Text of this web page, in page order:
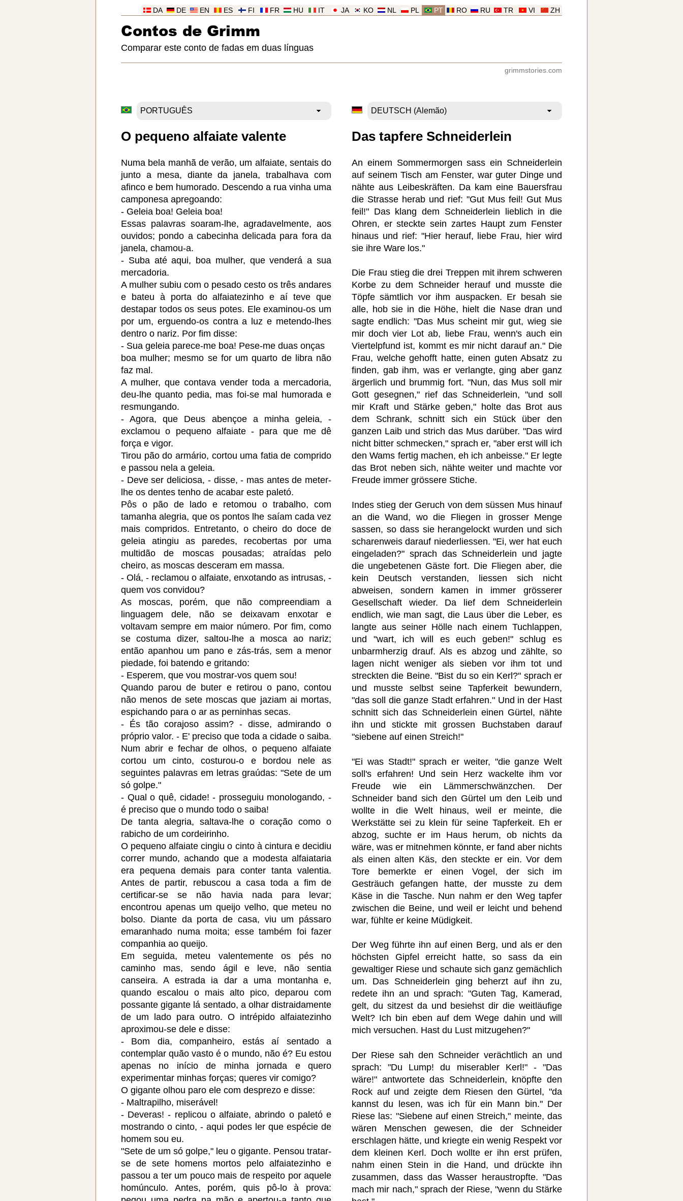
ZH
VI
TR
RU
RO
PT
PL
NL
KO
JA
IT
HU
FR
FI
ES
EN
DE
DA
Contos de Grimm
Comparar este conto de fadas em duas línguas
grimmstories.com
O pequeno alfaiate valente Das tapfere Schneiderlein
Numa bela manhã de verão, um alfaiate, sentais do
junto a mesa, diante da janela, trabalhava com
afinco e bem humorado. Descendo a rua vinha uma
camponesa apregoando:
- Geleia boa! Geleia boa!
Essas palavras soaram-lhe, agradavelmente, aos
ouvidos; pondo a cabecinha delicada para fora da
janela, chamou-a.
- Suba até aqui, boa mulher, que venderá a sua
mercadoria.
A mulher subiu com o pesado cesto os três andares
e bateu à porta do alfaiatezinho e aí teve que
destapar todos os seus potes. Ele examinou-os um
por um, erguendo-os contra a luz e metendo-lhes
dentro o nariz. Por fim disse:
- Sua geleia parece-me boa! Pese-me duas onças
boa mulher; mesmo se for um quarto de libra não
faz mal.
A mulher, que contava vender toda a mercadoria,
deu-lhe quanto pedia, mas foi-se mal humorada e
resmungando.
- Agora, que Deus abençoe a minha geleia, -
exclamou o pequeno alfaiate - para que me dê
força e vigor.
Tirou pão do armário, cortou uma fatia de comprido
e passou nela a geleia.
- Deve ser deliciosa, - disse, - mas antes de meter-
lhe os dentes tenho de acabar este paletó.
Pôs o pão de lado e retomou o trabalho, com
tamanha alegria, que os pontos lhe saíam cada vez
mais compridos. Entretanto, o cheiro do doce de
geleia atingiu as paredes, recobertas por uma
multidão de moscas pousadas; atraídas pelo
cheiro, as moscas desceram em massa.
- Olá, - reclamou o alfaiate, enxotando as intrusas, -
quem vos convidou?
As moscas, porém, que não compreendiam a
linguagem dele, não se deixavam enxotar e
voltavam sempre em maior número. Por fim, como
se costuma dizer, saltou-lhe a mosca ao nariz;
então apanhou um pano e zás-trás, sem a menor
piedade, foi batendo e gritando:
- Esperem, que vou mostrar-vos quem sou!
Quando parou de buter e retirou o pano, contou
não menos de sete moscas que jaziam ai mortas,
espichando para o ar as perninhas secas.
- És tão corajoso assim? - disse, admirando o
próprio valor. - E' preciso que toda a cidade o saiba.
Num abrir e fechar de olhos, o pequeno alfaiate
cortou um cinto, costurou-o e bordou nele as
seguintes palavras em letras graúdas: "Sete de um
só golpe."
- Qual o quê, cidade! - prosseguiu monologando, -
é preciso que o mundo todo o saiba!
De tanta alegria, saltava-lhe o coração como o
rabicho de um cordeirinho.
O pequeno alfaiate cingiu o cinto à cintura e decidiu
correr mundo, achando que a modesta alfaiataria
era pequena demais para conter tanta valentia.
Antes de partir, rebuscou a casa toda a fim de
certificar-se se não havia nada para levar;
encontrou apenas um queijo velho, que meteu no
bolso. Diante da porta de casa, viu um pássaro
emaranhado numa moita; esse também foi fazer
companhia ao queijo.
Em seguida, meteu valentemente os pés no
caminho mas, sendo ágil e leve, não sentia
canseira. A estrada ia dar a uma montanha e,
quando escalou o mais alto pico, deparou com
possante gigante lá sentado, a olhar distraidamente
de um lado para outro. O intrépido alfaiatezinho
aproximou-se dele e disse:
- Bom dia, companheiro, estás aí sentado a
contemplar quão vasto é o mundo, não é? Eu estou
apenas no início de minha jornada e quero
experimentar minhas forças; queres vir comigo?
O gigante olhou paro ele com desprezo e disse:
- Maltrapilho, miserável!
- Deveras! - replicou o alfaiate, abrindo o paletó e
mostrando o cinto, - aqui podes ler que espécie de
homem sou eu.
"Sete de um só golpe," leu o gigante. Pensou tratar-
se de sete homens mortos pelo alfaiatezinho e
passou a ter um pouco mais de respeito por aquele
homúnculo. Antes, porém, quis pô-lo à prova:
An einem Sommermorgen sass ein Schneiderlein
auf seinem Tisch am Fenster, war guter Dinge und
nähte aus Leibeskräften. Da kam eine Bauersfrau
die Strasse herab und rief: "Gut Mus feil! Gut Mus
feil!" Das klang dem Schneiderlein lieblich in die
Ohren, er steckte sein zartes Haupt zum Fenster
hinaus und rief: "Hier herauf, liebe Frau, hier wird
sie ihre Ware los."
Die Frau stieg die drei Treppen mit ihrem schweren
Korbe zu dem Schneider herauf und musste die
Töpfe sämtlich vor ihm auspacken. Er besah sie
alle, hob sie in die Höhe, hielt die Nase dran und
sagte endlich: "Das Mus scheint mir gut, wieg sie
mir doch vier Lot ab, liebe Frau, wenn's auch ein
Viertelpfund ist, kommt es mir nicht darauf an." Die
Frau, welche gehofft hatte, einen guten Absatz zu
finden, gab ihm, was er verlangte, ging aber ganz
ärgerlich und brummig fort. "Nun, das Mus soll mir
Gott gesegnen," rief das Schneiderlein, "und soll
mir Kraft und Stärke geben," holte das Brot aus
dem Schrank, schnitt sich ein Stück über den
ganzen Laib und strich das Mus darüber. "Das wird
nicht bitter schmecken," sprach er, "aber erst will ich
den Wams fertig machen, eh ich anbeisse." Er legte
das Brot neben sich, nähte weiter und machte vor
Freude immer grössere Stiche.
Indes stieg der Geruch von dem süssen Mus hinauf
an die Wand, wo die Fliegen in grosser Menge
sassen, so dass sie herangelockt wurden und sich
scharenweis darauf niederliessen. "Ei, wer hat euch
eingeladen?" sprach das Schneiderlein und jagte
die ungebetenen Gäste fort. Die Fliegen aber, die
kein Deutsch verstanden, liessen sich nicht
abweisen, sondern kamen in immer grösserer
Gesellschaft wieder. Da lief dem Schneiderlein
endlich, wie man sagt, die Laus über die Leber, es
langte aus seiner Hölle nach einem Tuchlappen,
und "wart, ich will es euch geben!" schlug es
unbarmherzig drauf. Als es abzog und zählte, so
lagen nicht weniger als sieben vor ihm tot und
streckten die Beine. "Bist du so ein Kerl?" sprach er
und musste selbst seine Tapferkeit bewundern,
"das soll die ganze Stadt erfahren." Und in der Hast
schnitt sich das Schneiderlein einen Gürtel, nähte
ihn und stickte mit grossen Buchstaben darauf
"siebene auf einen Streich!"
"Ei was Stadt!" sprach er weiter, "die ganze Welt
soll's erfahren! Und sein Herz wackelte ihm vor
Freude wie ein Lämmerschwänzchen. Der
Schneider band sich den Gürtel um den Leib und
wollte in die Welt hinaus, weil er meinte, die
Werkstätte sei zu klein für seine Tapferkeit. Eh er
abzog, suchte er im Haus herum, ob nichts da
wäre, was er mitnehmen könnte, er fand aber nichts
als einen alten Käs, den steckte er ein. Vor dem
Tore bemerkte er einen Vogel, der sich im
Gesträuch gefangen hatte, der musste zu dem
Käse in die Tasche. Nun nahm er den Weg tapfer
zwischen die Beine, und weil er leicht und behend
war, fühlte er keine Müdigkeit.
Der Weg führte ihn auf einen Berg, und als er den
höchsten Gipfel erreicht hatte, so sass da ein
gewaltiger Riese und schaute sich ganz gemächlich
um. Das Schneiderlein ging beherzt auf ihn zu,
redete ihn an und sprach: "Guten Tag, Kamerad,
gelt, du sitzest da und besiehst dir die weitläufige
Welt? Ich bin eben auf dem Wege dahin und will
mich versuchen. Hast du Lust mitzugehen?"
Der Riese sah den Schneider verächtlich an und
sprach: "Du Lump! du miserabler Kerl!" - "Das
wäre!" antwortete das Schneiderlein, knöpfte den
Rock auf und zeigte dem Riesen den Gürtel, "da
kannst du lesen, was ich für ein Mann bin." Der
Riese las: "Siebene auf einen Streich," meinte, das
wären Menschen gewesen, die der Schneider
erschlagen hätte, und kriegte ein wenig Respekt vor
dem kleinen Kerl. Doch wollte er ihn erst prüfen,
nahm einen Stein in die Hand, und drückte ihn
zusammen, dass das Wasser heraustropfte. "Das
mach mir nach," sprach der Riese, "wenn du Stärke